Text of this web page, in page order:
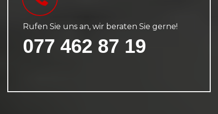
Rufen Sie uns an, wir beraten Sie gerne!
077 462 87 19